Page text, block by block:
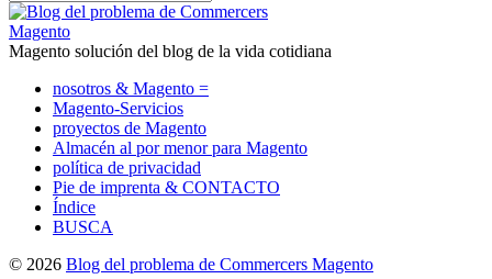
Magento solución del blog de la vida cotidiana
nosotros & Magento =
Magento-Servicios
proyectos de Magento
Almacén al por menor para Magento
política de privacidad
Pie de imprenta & CONTACTO
Índice
BUSCA
© 2026 Blog del problema de Commercers Magento